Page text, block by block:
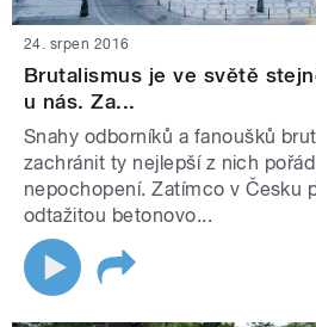
24. srpen 2016
Brutalismus je ve světě
u nás. Za...
Snahy odborníků a fanoušků
zachránit ty nejlepší z nich
nepochopení. Zatímco v Česku
odtažitou betonovo...